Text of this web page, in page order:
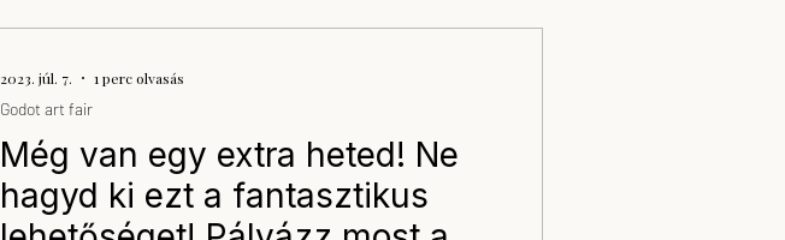
Még van egy extra heted! Ne
hagyd ki ezt a fantasztikus
Godot art fair
2023. júl. 7. 1 perc olvasás